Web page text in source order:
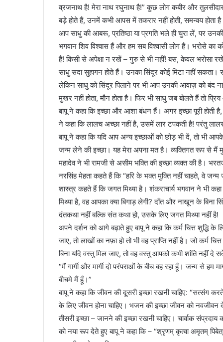
व्रजनाथ है! मेरा नाथ रघुनाथ है!” कुछ लोग कबीर और
बड़े होते हैं, उनमें कभी आपस में तकरार नहीं होती, समन्वय होता है
आप साधु की आबरू, प्रतिष्ठा या प्रगति भले ही चुरा लें, पर
भगवान शिव विश्वास हैं और हम सब विश्वासी लोग हैं। भरोसे का
हैं! किसी से अपेक्षा न रखें – गुरु से भी नहीं! बस, केवल भरोसा
साधु सदा सुहागन होते हैं। उनका सिंदूर कोई मिटा नहीं सकता।
लेकिन साधु को सिंदूर पिलाने पर भी आप उनकी आवाज़ को बंद
मुखर नहीं होता, मौन होता है। फिर भी साधु जब बोलते हैं तो
बापू ने कहा कि इच्छा और आशा बंधन हैं। अगर इच्छा पूरी होती
ने कहा कि लालच अच्छा नहीं है, उसमें लार टपकती है! परंतु
बापू ने कहा कि यदि आप अन्य इच्छाओं को छोड़ भी दें, तो भी
जन्म लेने की इच्छा। यह मेरा अपना मत है। व्यक्तिगत रूप से मैं
महादेव ने भी रामजी से असीम भक्ति की इच्छा व्यक्त की है।
नरसिंह मेहता कहते हैं कि “हरि के भक्त मुक्ति नहीं चाहते, वे
शास्त्र कहते हैं कि जगत मिथ्या है। शंकराचार्य भगवान ने भी
मिथ्या है, वह आपका क्या बिगाड़ लेगी? दाँत और नाखून के
दंतकथा नहीं बल्कि संत कथा हो, उसके लिए जगत मिथ्या नहीं है!
अपने दर्शन को आगे बढ़ाते हुए बापू ने कहा कि कर्म चित्त शुद्धि के
जाए, तो लाखों का नफ़ा हो तो भी वह प्राप्ति नहीं है। जो कर्म
बिना यदि वस्तु मिल जाए, तो वह वस्तु आपको कभी शांति नहीं दे
“मैं गार्गी और मार्गी दो परंपराओं के बीच बह रहा हूँ। जन्म से हम
बीचमे मैं हूँ।”
बापू ने कहा कि जीवन की दूसरी इच्छा रखनी चाहिए: “सत्संग
के लिए जीवन होना चाहिए। भजन की इच्छा जीवन को नवजीवन
तीसरी इच्छा – जानने की इच्छा रखनी चाहिए। चार्वाक
को नया रूप देते हुए बापू ने कहा कि – “श्रृणम् कृत्वा अमृतम्